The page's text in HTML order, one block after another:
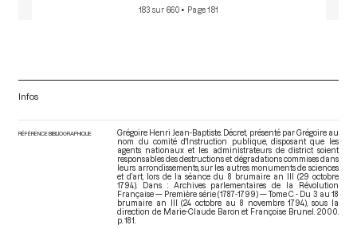
183 sur 660 • Page 181
Infos
RÉFÉRENCE BIBLIOGRAPHIQUE
Grégoire Henri Jean-Baptiste. Décret, présenté par Grégoire au
nom du comité d'Instruction publique, disposant que les
agents nationaux et les administrateurs de district soient
responsables des destructions et dégradations commises dans
leurs arrondissements, sur les autres monuments de sciences
et d’art, lors de la séance du 8 brumaire an III (29 octobre
1794). Dans : Archives parlementaires de la Révolution
Française — Première série (1787-1799) — Tome C - Du 3 au 18
brumaire an III (24 octobre au 8 novembre 1794) , sous la
direction de Marie-Claude Baron et Françoise Brunel. 2000.
p. 181.